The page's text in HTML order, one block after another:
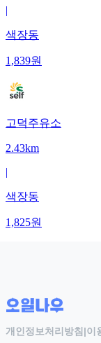
|
색장동
1,839원
고덕주유소
2.43km
|
색장동
1,825원
개인정보처리방침 |이